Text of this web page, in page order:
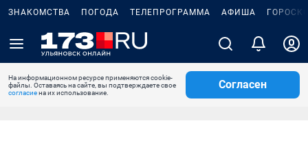
ЗНАКОМСТВА ПОГОДА ТЕЛЕПРОГРАММА АФИША
На информационном ресурсе применяются cookie-
файлы. Оставаясь на сайте, вы подтверждаете свое
согласиена их использование.
Согласен